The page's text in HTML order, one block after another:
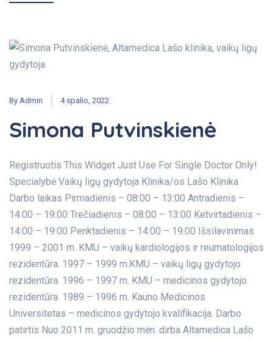
By Admin 4 spalio, 2022
Simona Putvinskienė
Registruotis This Widget Just Use For Single Doctor Only!
Specialybė Vaikų ligų gydytoja Klinika/os Lašo Klinika
Darbo laikas Pirmadienis – 08:00 – 13:00 Antradienis –
14:00 – 19:00 Trečiadienis – 08:00 – 13:00 Ketvirtadienis –
14:00 – 19:00 Penktadienis – 14:00 – 19:00 Išsilavinimas
1999 – 2001 m. KMU – vaikų kardiologijos ir reumatologijos
rezidentūra. 1997 – 1999 m.KMU – vaikų ligų gydytojo
rezidentūra. 1996 – 1997 m. KMU – medicinos gydytojo
rezidentūra. 1989 – 1996 m. Kauno Medicinos
Universitetas – medicinos gydytojo kvalifikacija. Darbo
patirtis Nuo 2011 m. gruodžio mėn. dirba Altamedica Lašo